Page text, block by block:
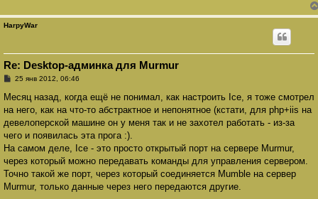
и
е
HarpyWar
Re: Desktop-админка для Murmur
С
о
щ
е
и
е
25 янв 2012, 06:46
Месяц назад, когда ещё не понимал, как настроить Ice, я тоже смотрел
на него, как на что-то абстрактное и непонятное (кстати, для php+iis на
девелоперской машине он у меня так и не захотел работать - из-за
чего и появилась эта прога :).
На самом деле, Ice - это просто открытый порт на сервере Murmur,
через который можно передавать команды для управления сервером.
Точно такой же порт, через который соединяется Mumble на сервер
Murmur, только данные через него передаются другие.